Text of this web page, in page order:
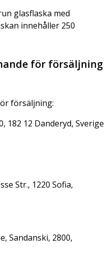
glasflaska med
innehåller 250
för försäljning
försäljning:
182 12 Danderyd, Sverige
Str., 1220 Sofia,
Sandanski, 2800,